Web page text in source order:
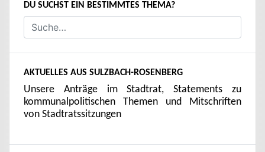
DU SUCHST EIN BESTIMMTES THEMA?
AKTUELLES AUS SULZBACH-ROSENBERG
Unsere Anträge im Stadtrat, Statements zu
kommunalpolitischen Themen und Mitschriften
von Stadtratssitzungen